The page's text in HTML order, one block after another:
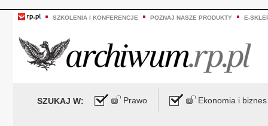
SZKOLENIA I KONFERENCJE POZNAJ NASZE PRODUKTY E-
SZUKAJ W: Prawo Ekonomia i biznes